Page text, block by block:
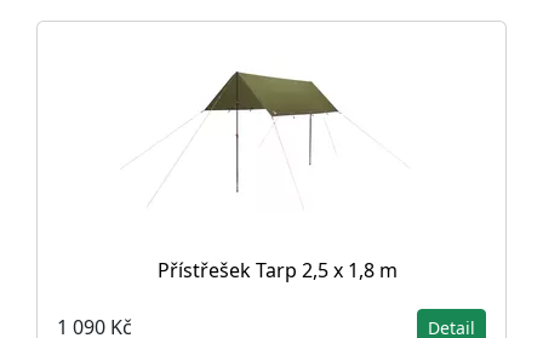
Přístřešek Tarp 2,5 x 1,8 m
1 090 Kč Detail